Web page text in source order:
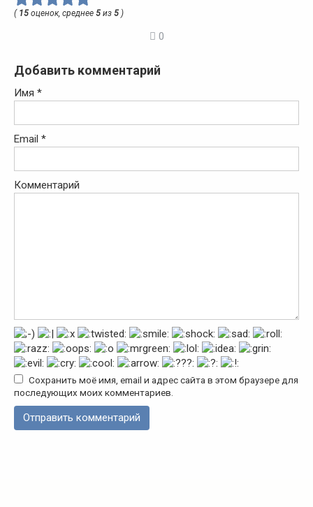
( 15 оценок, среднее 5 из 5 )
0
Добавить комментарий
Имя *
Email *
Комментарий
Сохранить моё имя, email и адрес сайта в этом браузере для
последующих моих комментариев.